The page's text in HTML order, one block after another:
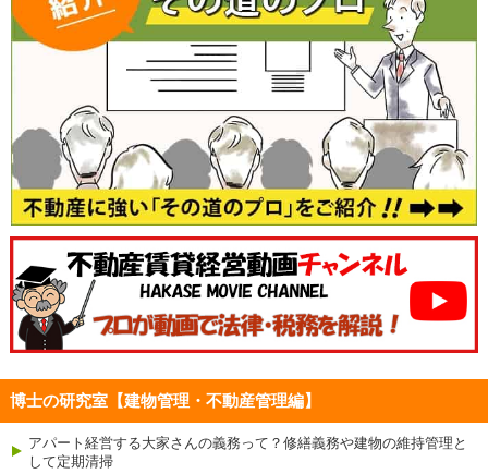
博士の研究室【建物管理・不動産管理編】
アパート経営する大家さんの義務って？修繕義務や建物の維持管理と
して定期清掃